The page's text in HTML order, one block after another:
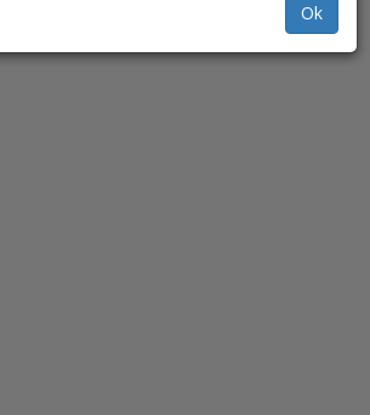
Ok